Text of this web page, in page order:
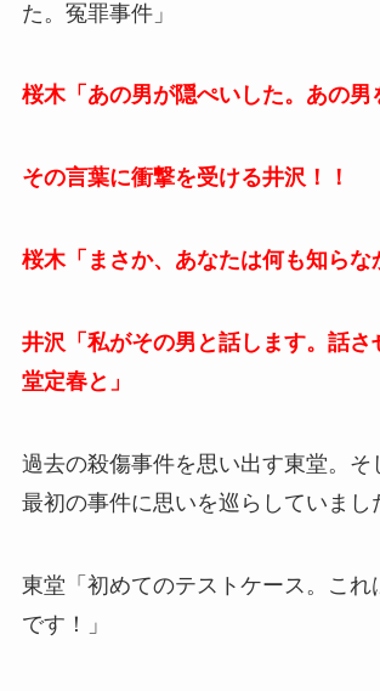
た。冤罪事件」
桜木「あの男が隠ぺいした。あの男
その言葉に衝撃を受ける井沢！！
桜木「まさか、あなたは何も知らな
井沢「私がその男と話します。話さ
堂定春と」
過去の殺傷事件を思い出す東堂。そ
最初の事件に思いを巡らしていまし
東堂「初めてのテストケース。これ
です！」